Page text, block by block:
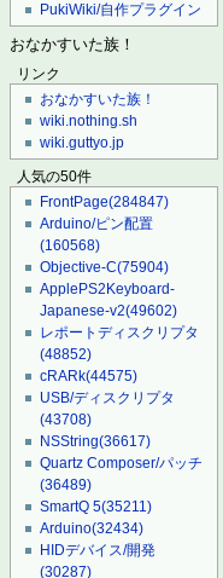
PukiWiki/自作プラグイン
おなかすいた族！
リンク
おなかすいた族！
wiki.nothing.sh
wiki.guttyo.jp
人気の50件
FrontPage(284847)
Arduino/ピン配置
(160568)
Objective-C(75904)
ApplePS2Keyboard-
Japanese-v2(49602)
レポートディスクリプタ
(48852)
cRARk(44575)
USB/ディスクリプタ
(43708)
NSString(36617)
Quartz Composer/パッチ
(36489)
SmartQ 5(35211)
Arduino(32434)
HIDデバイス/開発
(30287)